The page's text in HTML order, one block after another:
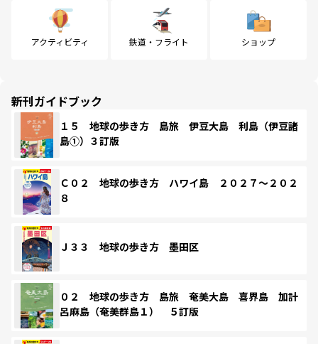
アクティビティ 鉄道・フライト ショップ
新刊ガイドブック
１５ 地球の歩き方 島旅 伊豆大島 利島（伊豆諸
島①）３訂版
Ｃ０２ 地球の歩き方 ハワイ島 ２０２７～２０２
８
Ｊ３３ 地球の歩き方 墨田区
０２ 地球の歩き方 島旅 奄美大島 喜界島 加計
呂麻島（奄美群島１） ５訂版